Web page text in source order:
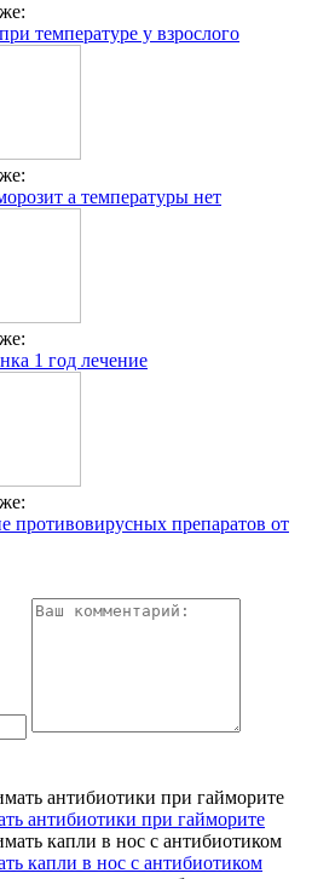
температуре у взрослого
а температуры нет
1 год лечение
противовирусных препаратов от
антибиотики при гайморите
капли в нос с антибиотиком